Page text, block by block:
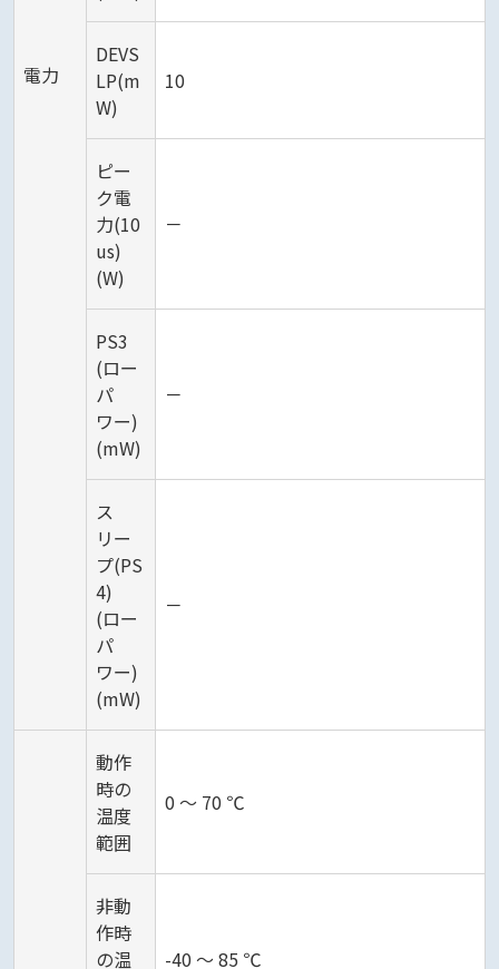
電力
DEVS
LP(m
W)
10
ピー
ク電
力(10
us)
(W)
－
PS3
(ロー
パ
ワー)
(mW)
－
ス
リー
プ(PS
4)
(ロー
パ
ワー)
(mW)
－
動作
時の
温度
範囲
0 ～ 70 ℃
非動
作時
の温
-40 ～ 85 ℃